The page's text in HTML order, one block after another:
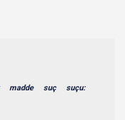
madde suç suçu: